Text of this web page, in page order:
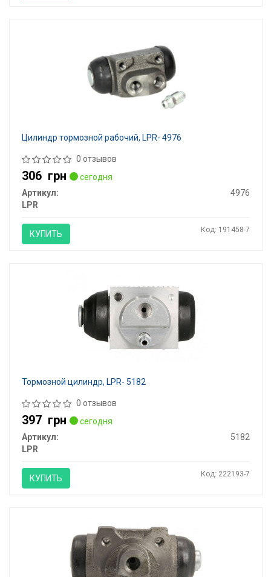
Цилиндр тормозной рабочий, LPR- 4976
0 отзывов
306 грн
сегодня
Артикул:
4976
LPR
КУПИТЬ Код: 191458-7
Тормозной цилиндр, LPR- 5182
0 отзывов
397 грн
сегодня
Артикул:
5182
LPR
КУПИТЬ Код: 222193-7